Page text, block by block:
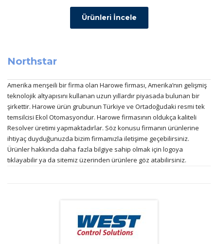
Ürünleri İncele
Northstar
Amerika menşeili bir firma olan Harowe firması, Amerika’nın gelişmiş
teknolojik altyapısını kullanan uzun yıllardır piyasada bulunan bir
şirkettir. Harowe ürün grubunun Türkiye ve Ortadoğudaki resmi tek
temsilcisi Ekol Otomasyondur. Harowe firmasının oldukça kaliteli
Resolver üretimi yapmaktadırlar. Söz konusu firmanın ürünlerine
ihtiyaç duyduğunuzda bizim firmamızla iletişime geçebilirsiniz.
Ürünler hakkında daha fazla bilgiye sahip olmak için logoya
tıklayabilir ya da sitemiz üzerinden ürünlere göz atabilirsiniz.